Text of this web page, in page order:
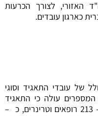
האזורי, לצורך הכרעות
כארגון עובדים.
של עובדי התאגיד וסוגי
עולה כי התאגיד
מעסיק כ – 375 עובדים, מתוכם כ – 213 רופאים וטרינרים, כ –